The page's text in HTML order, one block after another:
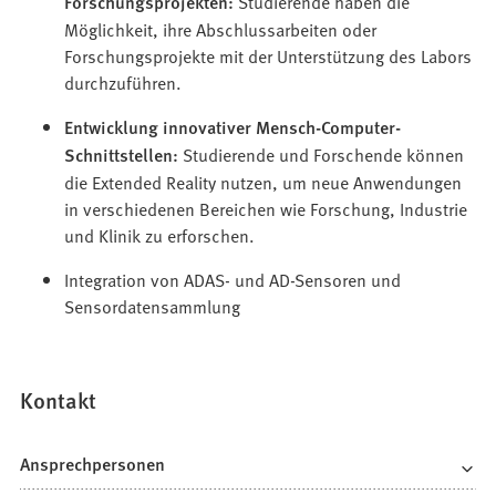
Möglichkeit, ihre Abschlussarbeiten oder
Forschungsprojekte mit der Unterstützung des Labors
durchzuführen.
Entwicklung innovativer Mensch-Computer-
Schnittstellen: Studierende und Forschende können
die Extended Reality nutzen, um neue Anwendungen
in verschiedenen Bereichen wie Forschung, Industrie
und Klinik zu erforschen.
Integration von ADAS- und AD-Sensoren und
Sensordatensammlung
Kontakt
Ansprechpersonen